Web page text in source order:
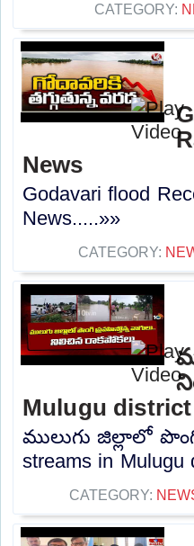
CATEGORY:
News
Godavari flood
News.....»»
CATEGORY:
Mulugu district
ములుగు జిల్లాలో
streams in Mulugu
CATEGORY: